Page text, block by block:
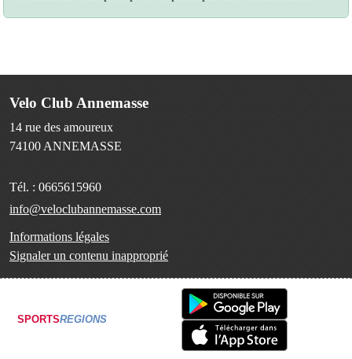
Velo Club Annemasse
14 rue des amoureux
74100 ANNEMASSE
Tél. : 0665615960
info@veloclubannemasse.com
Informations légales
Signaler un contenu inapproprié
SPORTSREGIONS